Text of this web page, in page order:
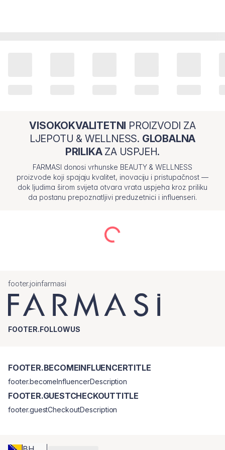
VISOKOKVALITETNI PROIZVODI ZA
LJEPOTU & WELLNESS. GLOBALNA
PRILIKAZA USPJEH.
FARMASI donosi vrhunske BEAUTY & WELLNESS
proizvode koji spajaju kvalitet, inovaciju i pristupačnost —
dok ljudima širom svijeta otvara vrata uspjeha kroz priliku
da postanu prepoznatljivi preduzetnici i influenseri.
footer.joinfarmasi
FOOTER.FOLLOWUS
FOOTER.BECOMEINFLUENCERTITLE
footer.becomeInfluencerDescription
FOOTER.GUESTCHECKOUTTITLE
footer.guestCheckoutDescription